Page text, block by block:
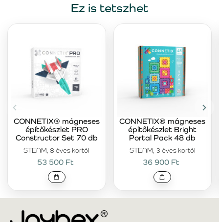
Ez is tetszhet
STEAM, 8 éves kortól
CONNETIX® mágneses
építőkészlet PRO
Constructor Set 70 db
53 500 Ft
STEAM, 3 éves kortól
CONNETIX® mágneses
építőkészlet Bright
Portal Pack 48 db
36 900 Ft